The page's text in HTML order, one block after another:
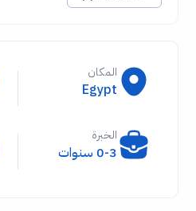
المكان
Egypt
الخبرة
0-3 سنوات